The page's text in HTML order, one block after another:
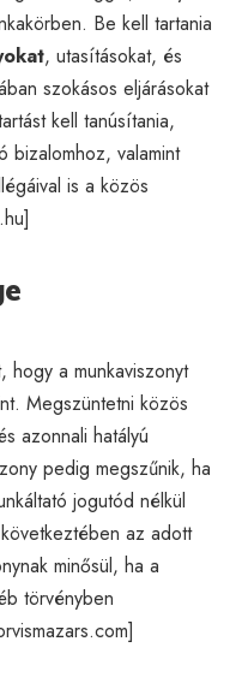
Be kell tartania
, utasításokat, és
szokásos eljárásokat
kell tanúsítania,
bizalomhoz, valamint
is a közös
]
a munkaviszonyt
Megszüntetni közös
azonnali hatályú
pedig megszűnik, ha
jogutód nélkül
az adott
minősül, ha a
törvényben
]